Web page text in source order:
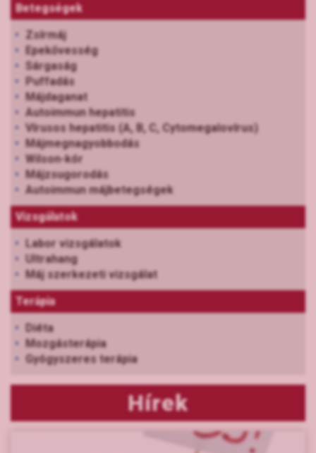
Betegségek
Zsírmáj
Epekővesség
Sárgaság
Puffadás
Májdaganat
Autoimmun hepatitis
Vírusos hepatitis (A, B, C, Cytomegalovírus)
Májmegnagyobbodás
Wilson-kór
Májzsugorodás
Autoimmun májbetegségek
Vizsgálatok
Labor vizsgálatok
Ultrahang
Máj szerkezeti vizsgálat
Terápia
Diéta
Mozgásterápia
Gyógyszeres terápia
Hírek